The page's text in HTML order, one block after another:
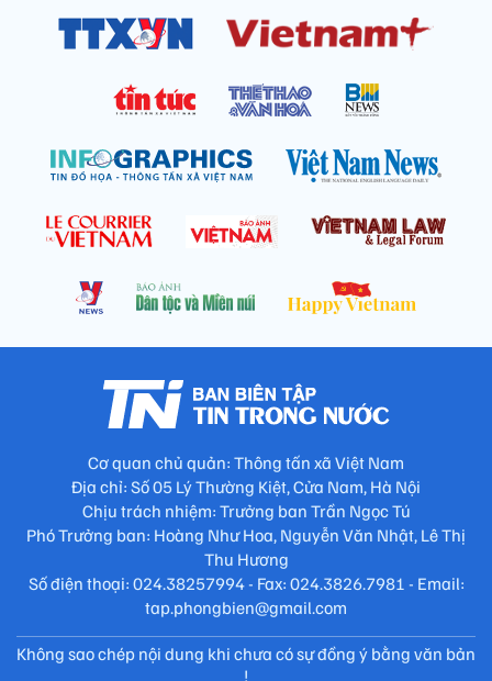
Cơ quan chủ quản: Thông tấn xã Việt Nam
Địa chỉ: Số 05 Lý Thường Kiệt, Cửa Nam, Hà Nội
Chịu trách nhiệm: Trưởng ban Trần Ngọc Tú
Phó Trưởng ban: Hoàng Như Hoa, Nguyễn Văn Nhật, Lê Thị
Thu Hương
Số điện thoại: 024.38257994 - Fax: 024.3826.7981 - Email:
tap.phongbien@gmail.com
Không sao chép nội dung khi chưa có sự đồng ý bằng văn bản
!